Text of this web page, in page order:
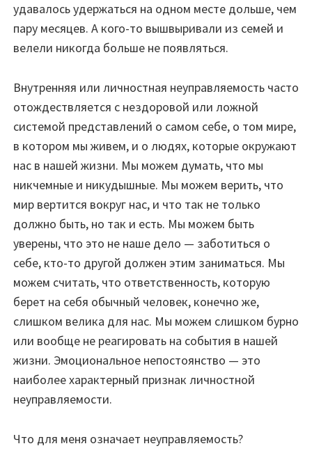
удавалось удержаться на одном месте дольше, чем
пару месяцев. А кого-то вышвыривали из семей и
велели никогда больше не появляться.
Внутренняя или личностная неуправляемость часто
отождествляется с нездоровой или ложной
системой представлений о самом себе, о том мире,
в котором мы живем, и о людях, которые окружают
нас в нашей жизни. Мы можем думать, что мы
никчемные и никудышные. Мы можем верить, что
мир вертится вокруг нас, и что так не только
должно быть, но так и есть. Мы можем быть
уверены, что это не наше дело — заботиться о
себе, кто-то другой должен этим заниматься. Мы
можем считать, что ответственность, которую
берет на себя обычный человек, конечно же,
слишком велика для нас. Мы можем слишком бурно
или вообще не реагировать на события в нашей
жизни. Эмоциональное непостоянство — это
наиболее характерный признак личностной
неуправляемости.
Что для меня означает неуправляемость?